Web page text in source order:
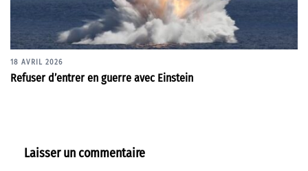
18 AVRIL 2026
Refuser d’entrer en guerre avec Einstein
Laisser un commentaire